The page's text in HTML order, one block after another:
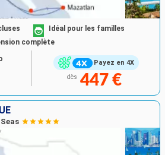
Payez en 4X
Idéal pour les familles
complète
dès 447 €